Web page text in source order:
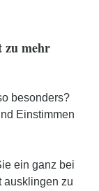
zu mehr
besonders?
Einstimmen
ein ganz bei
ausklingen zu